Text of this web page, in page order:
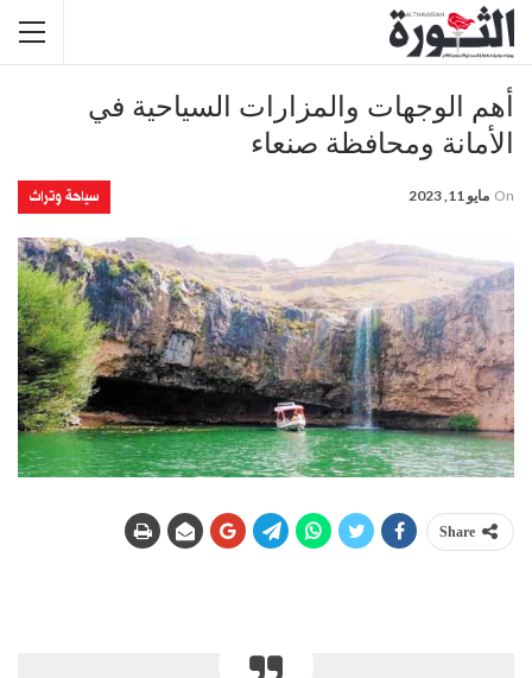
أهم الوجهات والمزارات السياحية في
الأمانة ومحافظة صنعاء
سياحة وتراث On مايو 11, 2023
Share